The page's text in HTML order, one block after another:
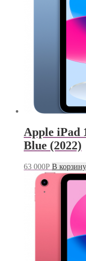
Apple iPad
Blue (2022)
63 000Р В корзину